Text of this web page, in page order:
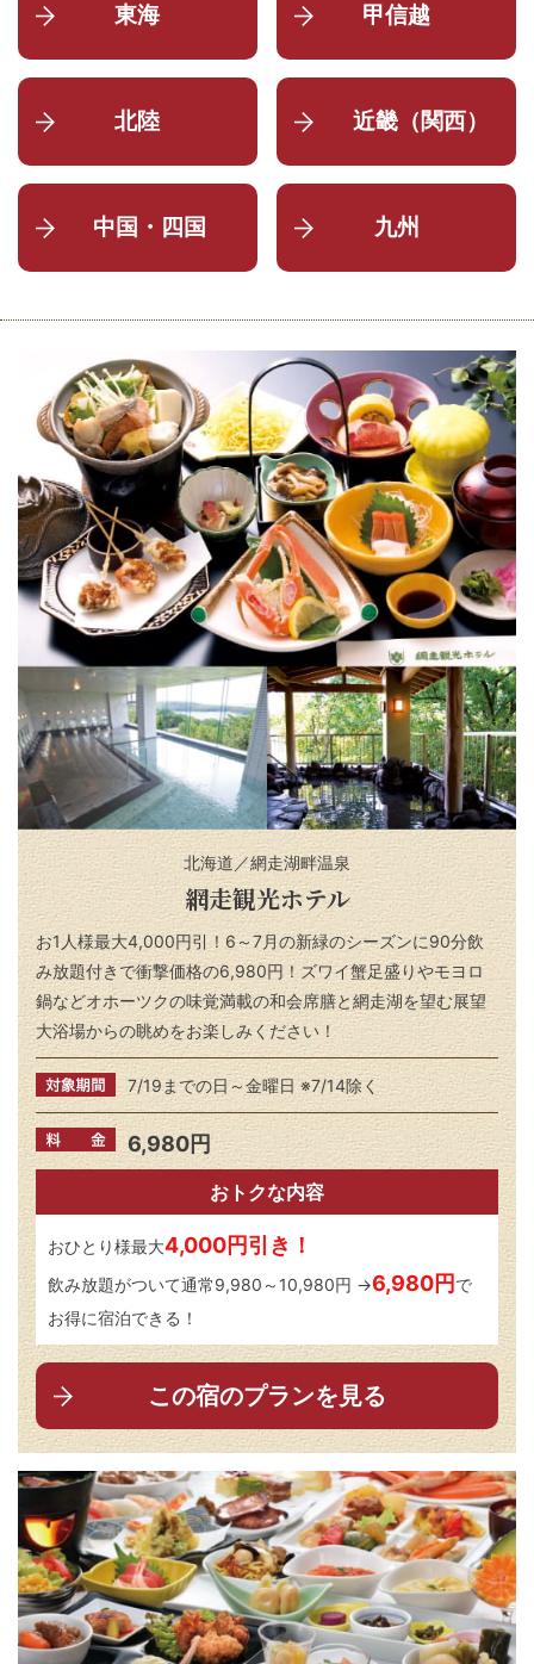
東海 甲信越
北陸 近畿（関西）
中国・四国 九州
北海道／網走湖畔温泉
網走観光ホテル
お1人様最大4,000円引！6～7月の新緑のシーズンに90分飲
み放題付きで衝撃価格の6,980円！ズワイ蟹足盛りやモヨロ
鍋などオホーツクの味覚満載の和会席膳と網走湖を望む展望
大浴場からの眺めをお楽しみください！
7/19までの日～金曜日 ※7/14除く
6,980円
おトクな内容
おひとり様最大4,000円引き！
飲み放題がついて通常9,980～10,980円 →6,980円 で
お得に宿泊できる！
この宿のプランを見る